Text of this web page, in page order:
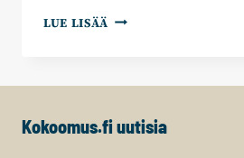
LUE LISÄÄ LAPSIA
POIKKEUSOLOISSAKIN
Kokoomus.fi uutisia